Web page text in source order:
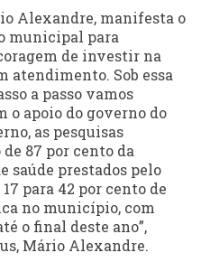
Alexandre, manifesta o
municipal para
de investir na
Sob essa
a passo vamos
o apoio do governo do
as pesquisas
87 por cento da
saúde prestados pelo
para 42 por cento de
no município, com
o final deste ano”,
Mário Alexandre.